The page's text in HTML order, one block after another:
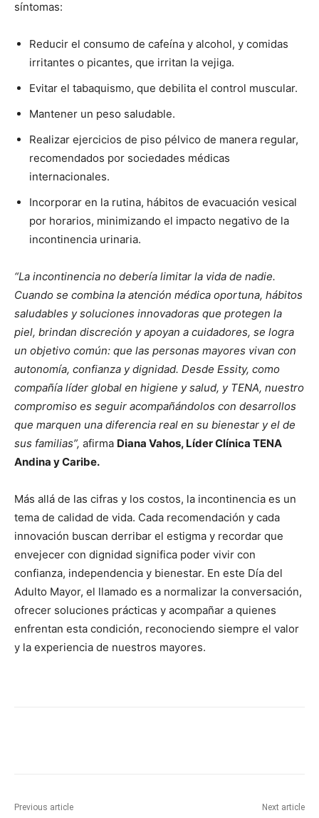
síntomas:
Reducir el consumo de cafeína y alcohol, y comidas
irritantes o picantes, que irritan la vejiga.
Evitar el tabaquismo, que debilita el control muscular.
Mantener un peso saludable.
Realizar ejercicios de piso pélvico de manera regular,
recomendados por sociedades médicas
internacionales.
Incorporar en la rutina, hábitos de evacuación vesical
por horarios, minimizando el impacto negativo de la
incontinencia urinaria.
“La incontinencia no debería limitar la vida de nadie.
Cuando se combina la atención médica oportuna, hábitos
saludables y soluciones innovadoras que protegen la
piel, brindan discreción y apoyan a cuidadores, se logra
un objetivo común: que las personas mayores vivan con
autonomía, confianza y dignidad. Desde Essity, como
compañía líder global en higiene y salud, y TENA, nuestro
compromiso es seguir acompañándolos con desarrollos
que marquen una diferencia real en su bienestar y el de
sus familias”, afirma Diana Vahos, Líder Clínica TENA
Andina y Caribe.
Más allá de las cifras y los costos, la incontinencia es un
tema de calidad de vida. Cada recomendación y cada
innovación buscan derribar el estigma y recordar que
envejecer con dignidad significa poder vivir con
confianza, independencia y bienestar. En este Día del
Adulto Mayor, el llamado es a normalizar la conversación,
ofrecer soluciones prácticas y acompañar a quienes
enfrentan esta condición, reconociendo siempre el valor
y la experiencia de nuestros mayores.
Previous article Next article